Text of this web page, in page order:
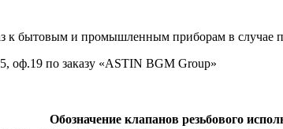
к бытовым и промышленным приборам в случае
5, оф.19 по заказу «ASTIN BGM Group»
Обозначение клапанов резьбового